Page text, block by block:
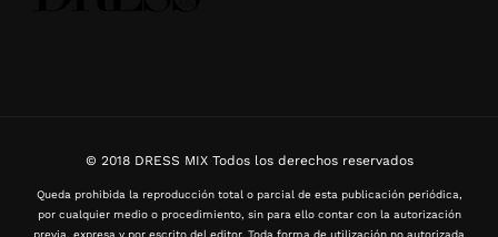
© 2018 DRESS MIX Todos los derechos reservados
Queda prohibida la reproducción total o parcial de esta publicación periódica,
por cualquier medio o procedimiento, sin para ello contar con la autorización
previa, expresa y por escrito del editor. Toda forma de utilización no autorizada